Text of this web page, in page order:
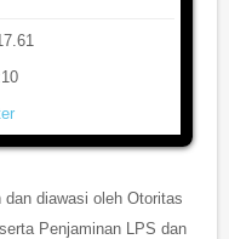
diawasi oleh Otoritas
Penjaminan LPS dan